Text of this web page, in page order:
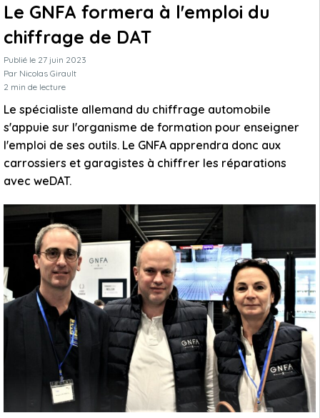
Le GNFA formera à l'emploi du
chiffrage de DAT
Publié le 27 juin 2023
Par Nicolas Girault
2 min de lecture
Le spécialiste allemand du chiffrage automobile
s'appuie sur l'organisme de formation pour enseigner
l'emploi de ses outils. Le GNFA apprendra donc aux
carrossiers et garagistes à chiffrer les réparations
avec weDAT.